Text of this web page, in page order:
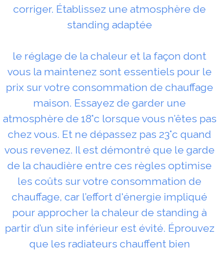
corriger. Établissez une atmosphère de
standing adaptée
le réglage de la chaleur et la façon dont
vous la maintenez sont essentiels pour le
prix sur votre consommation de chauffage
maison. Essayez de garder une
atmosphère de 18°c lorsque vous n’êtes pas
chez vous. Et ne dépassez pas 23°c quand
vous revenez. Il est démontré que le garde
de la chaudière entre ces règles optimise
les coûts sur votre consommation de
chauffage, car l’effort d'énergie impliqué
pour approcher la chaleur de standing à
partir d’un site inférieur est évité. Éprouvez
que les radiateurs chauffent bien